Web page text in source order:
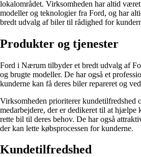
lokalområdet. Virksomheden har altid
modeller og teknologier fra Ford, og har
bredt udvalg af biler til rådighed for
Produkter og tjenester
Ford i Nærum tilbyder et bredt udvalg af
og brugte modeller. De har også et
kunderne kan få deres biler repareret og
Virksomheden prioriterer kundetilfredshed
medarbejdere, der er dedikeret til at hjælpe
rette bil til deres behov. De har også
der kan lette købsprocessen for kunderne.
Kundetilfredshed